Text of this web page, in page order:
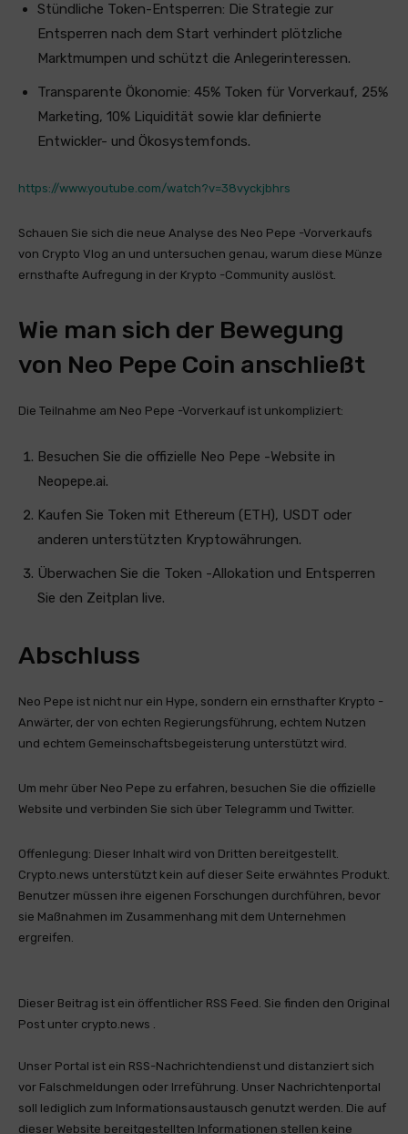
Stündliche Token-Entsperren: Die Strategie zur
Entsperren nach dem Start verhindert plötzliche
Marktmumpen und schützt die Anlegerinteressen.
Transparente Ökonomie: 45% Token für Vorverkauf, 25%
Marketing, 10% Liquidität sowie klar definierte
Entwickler- und Ökosystemfonds.
https://www.youtube.com/watch?v=38vyckjbhrs
Schauen Sie sich die neue Analyse des Neo Pepe -Vorverkaufs
von Crypto Vlog an und untersuchen genau, warum diese Münze
ernsthafte Aufregung in der Krypto -Community auslöst.
Wie man sich der Bewegung
von Neo Pepe Coin anschließt
Die Teilnahme am Neo Pepe -Vorverkauf ist unkompliziert:
Besuchen Sie die offizielle Neo Pepe -Website in
Neopepe.ai.
Kaufen Sie Token mit Ethereum (ETH), USDT oder
anderen unterstützten Kryptowährungen.
Überwachen Sie die Token -Allokation und Entsperren
Sie den Zeitplan live.
Abschluss
Neo Pepe ist nicht nur ein Hype, sondern ein ernsthafter Krypto -
Anwärter, der von echten Regierungsführung, echtem Nutzen
und echtem Gemeinschaftsbegeisterung unterstützt wird.
Um mehr über Neo Pepe zu erfahren, besuchen Sie die offizielle
Website und verbinden Sie sich über Telegramm und Twitter.
Offenlegung: Dieser Inhalt wird von Dritten bereitgestellt.
Crypto.news unterstützt kein auf dieser Seite erwähntes Produkt.
Benutzer müssen ihre eigenen Forschungen durchführen, bevor
sie Maßnahmen im Zusammenhang mit dem Unternehmen
ergreifen.
Dieser Beitrag ist ein öffentlicher RSS Feed. Sie finden den Original
Post unter crypto.news .
Unser Portal ist ein RSS-Nachrichtendienst und distanziert sich
vor Falschmeldungen oder Irreführung. Unser Nachrichtenportal
soll lediglich zum Informationsaustausch genutzt werden. Die auf
dieser Website bereitgestellten Informationen stellen keine